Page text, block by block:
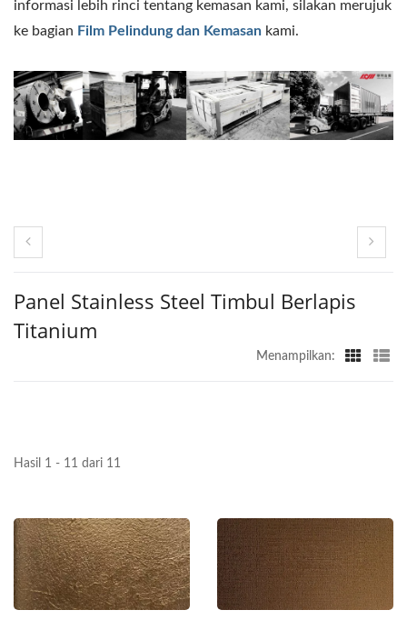
informasi lebih rinci tentang kemasan kami, silakan merujuk
ke bagian Film Pelindung dan Kemasan kami.
Panel Stainless Steel Timbul Berlapis
Titanium
Menampilkan:
Hasil 1 - 11 dari 11